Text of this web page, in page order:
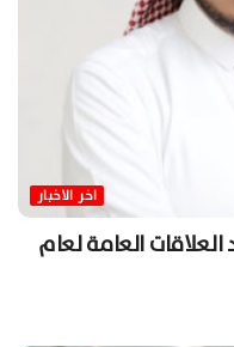
اخر الاخبار
العلاقات العامة لعام